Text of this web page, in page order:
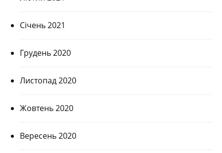
Січень 2021
Грудень 2020
Листопад 2020
Жовтень 2020
Вересень 2020